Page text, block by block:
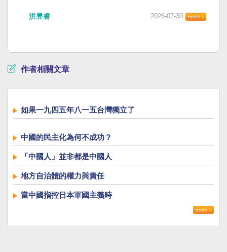
洪昱睿 2026-07-30
作者相關文章
如果一九四五年八一五台灣獨立了
中國的民主化為何不成功？
「中國人」並非都是中國人
地方自治體的權力與責任
當中國指控日本軍國主義時